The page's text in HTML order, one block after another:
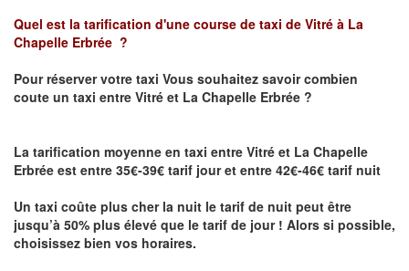
Quel est la tarification d'une course de taxi de Vitré à La
Chapelle Erbrée ?
Pour réserver votre taxi Vous souhaitez savoircombien
coute un taxi entre Vitré et La Chapelle Erbrée ?
La tarification moyenne en taxi entre Vitré et La Chapelle
Erbrée est entre 35€-39€ tarif jour et entre 42€-46€ tarif nuit
Un taxi coûte plus cher la nuit le tarif de nuit peut être
jusqu’à 50% plus élevé que le tarif de jour ! Alors si possible,
choisissez bien vos horaires.